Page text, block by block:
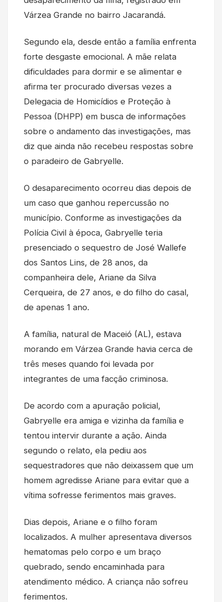
Várzea Grande no bairro Jacarandá.
Segundo ela, desde então a família enfrenta
forte desgaste emocional. A mãe relata
dificuldades para dormir e se alimentar e
afirma ter procurado diversas vezes a
Delegacia de Homicídios e Proteção à
Pessoa (DHPP) em busca de informações
sobre o andamento das investigações, mas
diz que ainda não recebeu respostas sobre
o paradeiro de Gabryelle.
O desaparecimento ocorreu dias depois de
um caso que ganhou repercussão no
município. Conforme as investigações da
Polícia Civil à época, Gabryelle teria
presenciado o sequestro de José Wallefe
dos Santos Lins, de 28 anos, da
companheira dele, Ariane da Silva
Cerqueira, de 27 anos, e do filho do casal,
de apenas 1 ano.
A família, natural de Maceió (AL), estava
morando em Várzea Grande havia cerca de
três meses quando foi levada por
integrantes de uma facção criminosa.
De acordo com a apuração policial,
Gabryelle era amiga e vizinha da família e
tentou intervir durante a ação. Ainda
segundo o relato, ela pediu aos
sequestradores que não deixassem que um
homem agredisse Ariane para evitar que a
vítima sofresse ferimentos mais graves.
Dias depois, Ariane e o filho foram
localizados. A mulher apresentava diversos
hematomas pelo corpo e um braço
quebrado, sendo encaminhada para
atendimento médico. A criança não sofreu
ferimentos.